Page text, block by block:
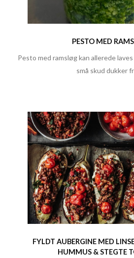
PESTO MED
Pesto med ramsløg kan allerede
små skud dukker
FYLDT AUBERGINE MED
HUMMUS & STEGTE